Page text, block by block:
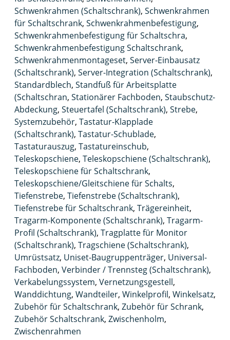
Schwenkrahmen (Schaltschrank), Schwenkrahmen
für Schaltschrank, Schwenkrahmenbefestigung,
Schwenkrahmenbefestigung für Schaltschra,
Schwenkrahmenbefestigung Schaltschrank,
Schwenkrahmenmontageset, Server-Einbausatz
(Schaltschrank), Server-Integration (Schaltschrank),
Standardblech, Standfuß für Arbeitsplatte
(Schaltschran, Stationärer Fachboden, Staubschutz-
Abdeckung, Steuertafel (Schaltschrank), Strebe,
Systemzubehör, Tastatur-Klapplade
(Schaltschrank), Tastatur-Schublade,
Tastaturauszug, Tastatureinschub,
Teleskopschiene, Teleskopschiene (Schaltschrank),
Teleskopschiene für Schaltschrank,
Teleskopschiene/Gleitschiene für Schalts,
Tiefenstrebe, Tiefenstrebe (Schaltschrank),
Tiefenstrebe für Schaltschrank, Trägereinheit,
Tragarm-Komponente (Schaltschrank), Tragarm-
Profil (Schaltschrank), Tragplatte für Monitor
(Schaltschrank), Tragschiene (Schaltschrank),
Umrüstsatz, Uniset-Baugruppenträger, Universal-
Fachboden, Verbinder / Trennsteg (Schaltschrank),
Verkabelungssystem, Vernetzungsgestell,
Wanddichtung, Wandteiler, Winkelprofil, Winkelsatz,
Zubehör für Schaltschrank, Zubehör für Schrank,
Zubehör Schaltschrank, Zwischenholm,
Zwischenrahmen